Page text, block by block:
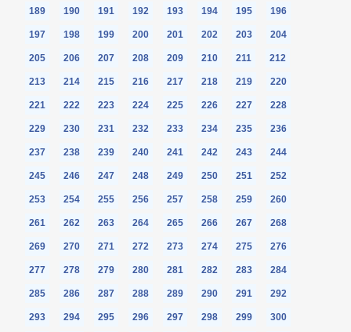
189 190 191 192 193 194 195 196
197 198 199 200 201 202 203 204
205 206 207 208 209 210 211 212
213 214 215 216 217 218 219 220
221 222 223 224 225 226 227 228
229 230 231 232 233 234 235 236
237 238 239 240 241 242 243 244
245 246 247 248 249 250 251 252
253 254 255 256 257 258 259 260
261 262 263 264 265 266 267 268
269 270 271 272 273 274 275 276
277 278 279 280 281 282 283 284
285 286 287 288 289 290 291 292
293 294 295 296 297 298 299 300